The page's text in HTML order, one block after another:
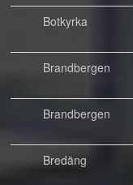
Botkyrka
Brandbergen
Brandbergen
Bredäng